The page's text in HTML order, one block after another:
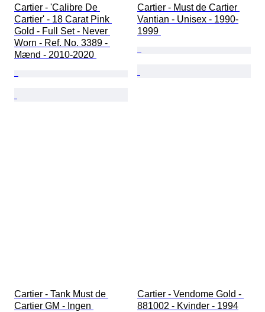
Cartier - 'Calibre De
Cartier' - 18 Carat Pink
Gold - Full Set - Never
Worn - Ref. No. 3389 -
Mænd - 2010-2020
Cartier - Must de Cartier
Vantian - Unisex - 1990-
1999
Cartier - Tank Must de
Cartier GM - Ingen
Cartier - Vendome Gold -
881002 - Kvinder - 1994